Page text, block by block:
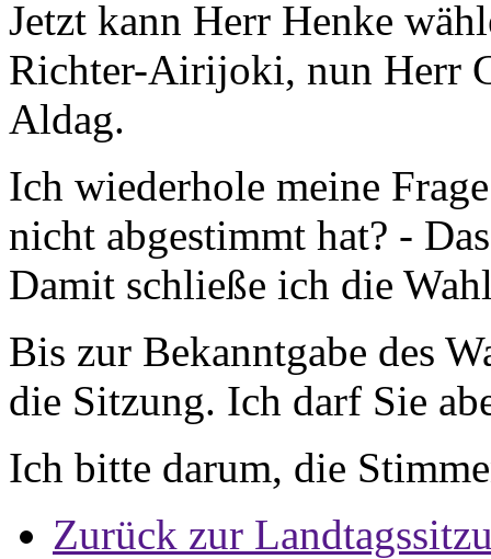
Jetzt kann Herr Henke
Richter-Airijoki, nun Herr
Aldag.
Ich wiederhole meine
nicht abgestimmt hat? -
Damit schließe ich die
Bis zur Bekanntgabe des
die Sitzung. Ich darf Sie
Ich bitte darum, die
Zurück zur